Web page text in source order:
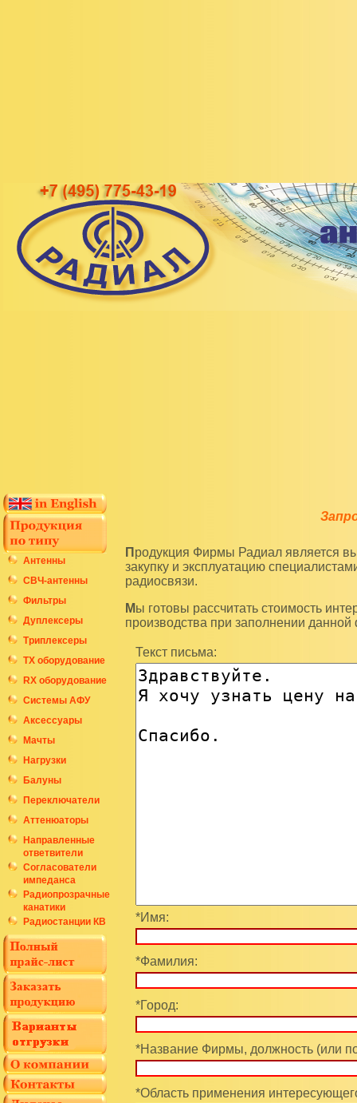
Антенны
СВЧ-антенны
Фильтры
Дуплексеры
Триплексеры
ТХ оборудование
RX оборудование
Системы АФУ
Аксессуары
Мачты
Нагрузки
Балуны
Переключатели
Аттенюаторы
Направленные
ответвители
Согласователи
импеданса
Радиопрозрачные
канатики
Радиостанции КВ
Продукция Фирмы Радиал является высокотехнологичным оборудованием и подразумевает
закупку и эксплуатацию
радиосвязи.
Мы готовы рассчитать стоимость интересующих вас изделий по последним ценам нашего
производства при заполнении
Текст письма:
*Имя:
*Фамилия:
*Город:
*Название Фирмы, должность (или
*Область применения